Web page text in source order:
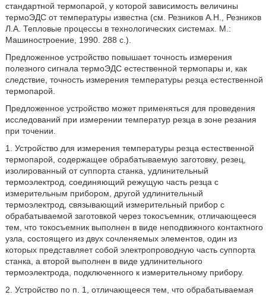
стандартной термопарой, у которой зависимость величины
термоЭДС от температуры известна (см. Резников А.Н., Резников
Л.А. Тепловые процессы в технологических системах. М.:
Машиностроение, 1990. 288 с.).
Предложенное устройство повышает точность измерения
полезного сигнала термоЭДС естественной термопары и, как
следствие, точность измерения температуры резца естественной
термопарой.
Предложенное устройство может применяться для проведения
исследований при измерении температур резца в зоне резания
при точении.
1. Устройство для измерения температуры резца естественной
термопарой, содержащее обрабатываемую заготовку, резец,
изолированный от суппорта станка, удлинительный
термоэлектрод, соединяющий режущую часть резца с
измерительным прибором, другой удлинительный
термоэлектрод, связывающий измерительный прибор с
обрабатываемой заготовкой через токосъемник, отличающееся
тем, что токосъемник выполнен в виде неподвижного контактного
узла, состоящего из двух сочленяемых элементов, один из
которых представляет собой электропроводную часть суппорта
станка, а второй выполнен в виде удлинительного
термоэлектрода, подключенного к измерительному прибору.
2. Устройство по п. 1, отличающееся тем, что обрабатываемая